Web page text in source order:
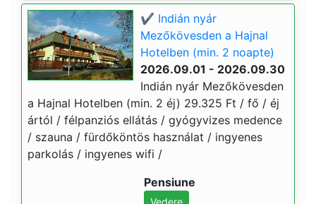
✔️ Indián nyár
Mezőkövesden a Hajnal
Hotelben (min. 2 noapte)
2026.09.01 - 2026.09.30
Indián nyár Mezőkövesden
a Hajnal Hotelben (min. 2 éj) 29.325 Ft / fő / éj
ártól / félpanziós ellátás / gyógyvizes medence
/ szauna / fürdőköntös használat / ingyenes
parkolás / ingyenes wifi /
Pensiune
Vedere